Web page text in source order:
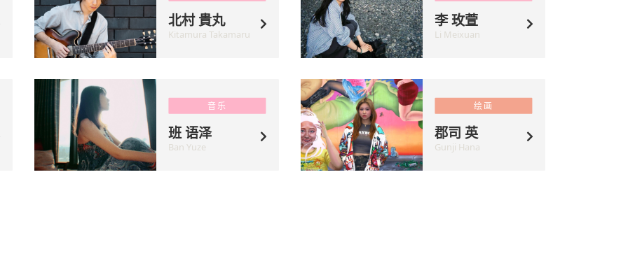
北村 貴丸
Kitamura Takamaru
李 玫萱
Li Meixuan
音乐
班 语泽
Ban Yuze
绘画
郡司 英
Gunji Hana